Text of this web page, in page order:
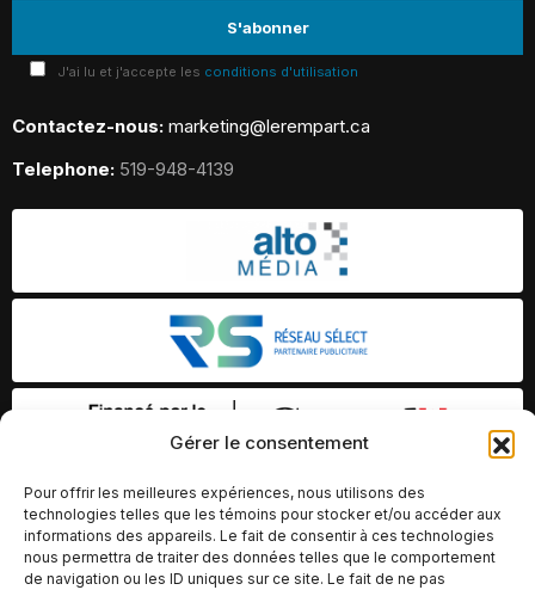
Gérer le consentement
Pour offrir les meilleures expériences, nous utilisons des
technologies telles que les témoins pour stocker et/ou accéder aux
informations des appareils. Le fait de consentir à ces technologies
nous permettra de traiter des données telles que le comportement
de navigation ou les ID uniques sur ce site. Le fait de ne pas
J'ai lu et j'accepte les conditions d'utilisation
Contactez-nous: marketing@lerempart.ca
Telephone: 519-948-4139